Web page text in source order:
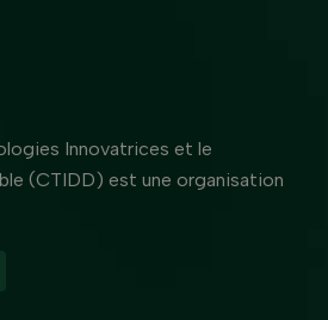
Innovatrices et le
(CTIDD) est une organisation